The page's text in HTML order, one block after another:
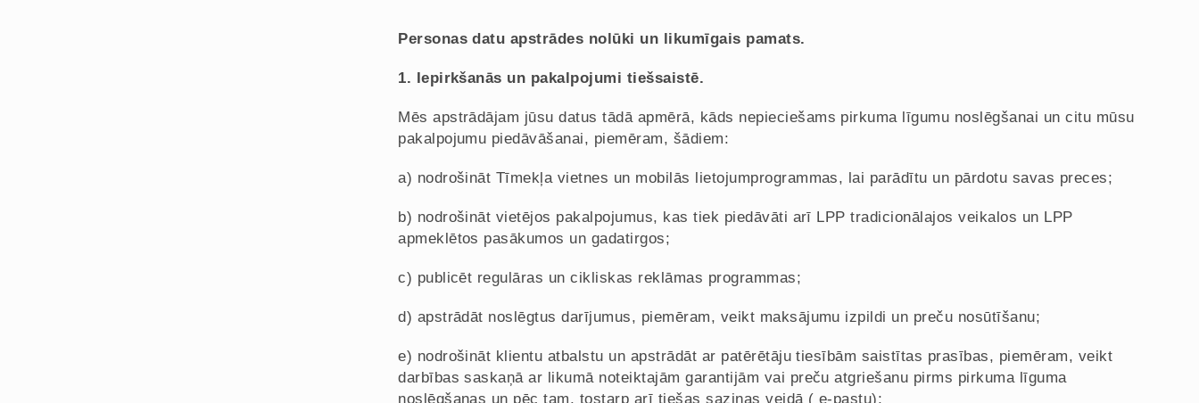
Personas datu apstrādes nolūki un likumīgais pamats.
1. Iepirkšanās un pakalpojumi tiešsaistē.
Mēs apstrādājam jūsu datus tādā apmērā, kāds nepieciešams pirkuma līgumu noslēgšanai un citu mūsu
pakalpojumu piedāvāšanai, piemēram, šādiem:
a) nodrošināt Tīmekļa vietnes un mobilās lietojumprogrammas, lai parādītu un pārdotu savas preces;
b) nodrošināt vietējos pakalpojumus, kas tiek piedāvāti arī LPP tradicionālajos veikalos un LPP
apmeklētos pasākumos un gadatirgos;
c) publicēt regulāras un cikliskas reklāmas programmas;
d) apstrādāt noslēgtus darījumus, piemēram, veikt maksājumu izpildi un preču nosūtīšanu;
e) nodrošināt klientu atbalstu un apstrādāt ar patērētāju tiesībām saistītas prasības, piemēram, veikt
darbības saskaņā ar likumā noteiktajām garantijām vai preču atgriešanu pirms pirkuma līguma
noslēgšanas un pēc tam, tostarp arī tiešas saziņas veidā ( e-pastu);